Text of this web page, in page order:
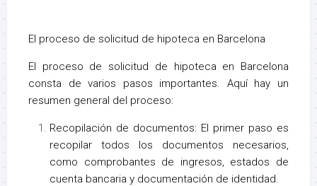
El proceso de solicitud de hipoteca en Barcelona
El proceso de solicitud de hipoteca en Barcelona
consta de varios pasos importantes. Aquí hay un
resumen general del proceso:
Recopilación de documentos: El primer paso es
recopilar todos los documentos necesarios,
como comprobantes de ingresos, estados de
cuenta bancaria y documentación de identidad.